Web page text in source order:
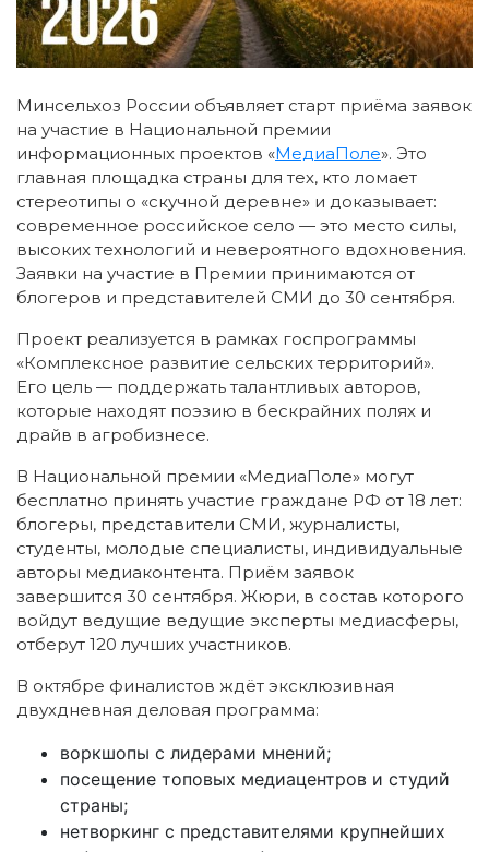
Минсельхоз России объявляет старт приёма заявок
на участие в Национальной премии
информационных проектов «МедиаПоле». Это
главная площадка страны для тех, кто ломает
стереотипы о «скучной деревне» и доказывает:
современное российское село — это место силы,
высоких технологий и невероятного вдохновения.
Заявки на участие в Премии принимаются от
блогеров и представителей СМИ до 30 сентября.
Проект реализуется в рамках госпрограммы
«Комплексное развитие сельских территорий».
Его цель — поддержать талантливых авторов,
которые находят поэзию в бескрайних полях и
драйв в агробизнесе.
В Национальной премии «МедиаПоле» могут
бесплатно принять участие граждане РФ от 18 лет:
блогеры, представители СМИ, журналисты,
студенты, молодые специалисты, индивидуальные
авторы медиаконтента. Приём заявок
завершится 30 сентября. Жюри, в состав которого
войдут ведущие ведущие эксперты медиасферы,
отберут 120 лучших участников.
В октябре финалистов ждёт эксклюзивная
двухдневная деловая программа:
воркшопы с лидерами мнений;
посещение топовых медиацентров и студий
страны;
нетворкинг с представителями крупнейших